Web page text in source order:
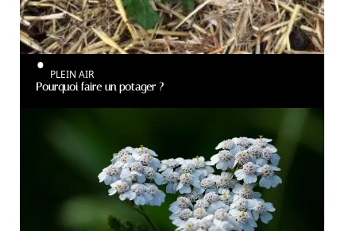
PLEIN AIR
Pourquoi faire un potager ?